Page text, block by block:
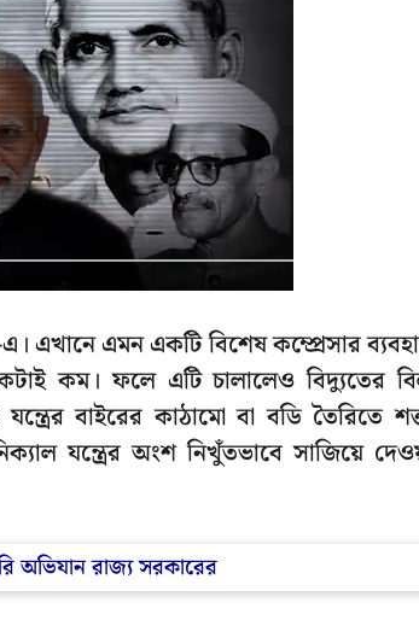
এখানে এমন একটি বিশেষ কম্প্রেসার
কম। ফলে এটি চালালেও বিদ্যুতের
বাইরের কাঠামো বা বডি তৈরিতে
যন্ত্রের অংশ নিখুঁতভাবে সাজিয়ে
অভিযান রাজ্য সরকারের